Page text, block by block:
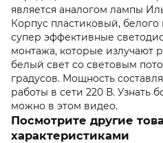
является аналогом лампы
Корпус пластиковый, белого
супер эффективные
монтажа, которые излучают
белый свет со световым
градусов. Мощность
работы в сети 220 В. Узнать
можно в этом видео.
Посмотрите другие
характеристиками